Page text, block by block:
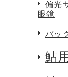
偏光
眼鏡
バッ
鮎